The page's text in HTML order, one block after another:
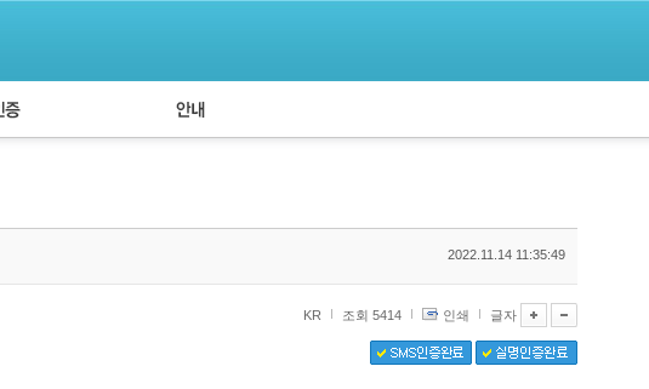
증 공지사항
2022.11.14 11:35:49
KR 조회 5414 인쇄 글자